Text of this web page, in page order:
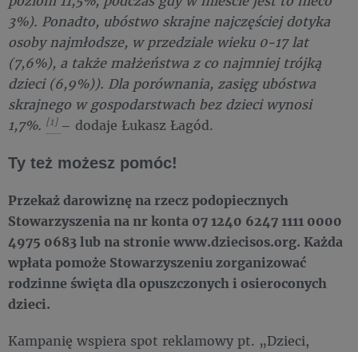
3%). Ponadto, ubóstwo skrajne najczęściej dotyka
osoby najmłodsze, w przedziale wieku 0-17 lat
(7,6%), a także małżeństwa z co najmniej trójką
dzieci (6,9%)). Dla porównania, zasięg ubóstwa
skrajnego w gospodarstwach bez dzieci wynosi
1,7%. [1] – dodaje Łukasz Łagód.
Ty też możesz pomóc!
Przekaż darowiznę na rzecz podopiecznych
Stowarzyszenia na nr konta 07 1240 6247 1111 0000
4975 0683 lub na stronie www.dziecisos.org. Każda
wpłata pomoże Stowarzyszeniu zorganizować
rodzinne święta dla opuszczonych i osieroconych
dzieci.
Kampanię wspiera spot reklamowy pt. „Dzieci,